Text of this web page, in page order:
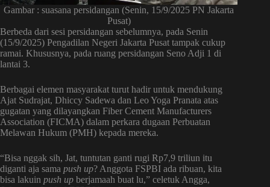
Gambar : suasana persidangan (Senin, 15/9/2025 PN Jakarta
Pusat)
Berbeda dari sesi persidangan sebelumnya, pada Senin
(15/9/2025) Pengadilan Negeri Jakarta Pusat tampak cukup
ramai. Khususnya, pada ruang persidangan Seno Adji 1 di
lantai 3.
Berbagai elemen masyarakat turut hadir untuk mendukung
Ajat Sudrajat, Dhiccy Sadewa dan Leo Yoga Pranata atas
gugatan yang dilayangkan Fiber Cement Manufacturers
Association (FICMA) dalam perkara dugaan Perbuatan
Melawan Hukum (PMH) kepada mereka.
“Bisa nggak sih, Jat, tuntutan ganti rugi Rp7,9 triliun itu
diganti aja sama push up? Anggota FSPBI ada ribuan, kita
bisa lakuin push up berjamaah buat lu,” celetuk Angga,